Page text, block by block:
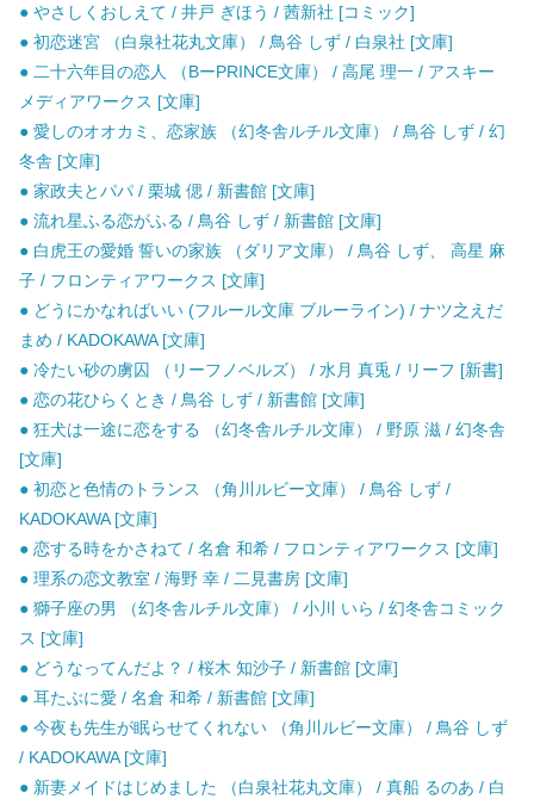
● やさしくおしえて / 井戸 ぎほう / 茜新社 [コミック]
● 初恋迷宮 （白泉社花丸文庫） / 鳥谷 しず / 白泉社 [文庫]
● 二十六年目の恋人 （BーPRINCE文庫） / 高尾 理一 / アスキー
メディアワークス [文庫]
● 愛しのオオカミ、恋家族 （幻冬舎ルチル文庫） / 鳥谷 しず / 幻
冬舎 [文庫]
● 家政夫とパパ / 栗城 偲 / 新書館 [文庫]
● 流れ星ふる恋がふる / 鳥谷 しず / 新書館 [文庫]
● 白虎王の愛婚 誓いの家族 （ダリア文庫） / 鳥谷 しず、 高星 麻
子 / フロンティアワークス [文庫]
● どうにかなればいい (フルール文庫 ブルーライン) / ナツ之えだ
まめ / KADOKAWA [文庫]
● 冷たい砂の虜囚 （リーフノベルズ） / 水月 真兎 / リーフ [新書]
● 恋の花ひらくとき / 鳥谷 しず / 新書館 [文庫]
● 狂犬は一途に恋をする （幻冬舎ルチル文庫） / 野原 滋 / 幻冬舎
[文庫]
● 初恋と色情のトランス （角川ルビー文庫） / 鳥谷 しず /
KADOKAWA [文庫]
● 恋する時をかさねて / 名倉 和希 / フロンティアワークス [文庫]
● 理系の恋文教室 / 海野 幸 / 二見書房 [文庫]
● 獅子座の男 （幻冬舎ルチル文庫） / 小川 いら / 幻冬舎コミック
ス [文庫]
● どうなってんだよ？ / 桜木 知沙子 / 新書館 [文庫]
● 耳たぶに愛 / 名倉 和希 / 新書館 [文庫]
● 今夜も先生が眠らせてくれない （角川ルビー文庫） / 鳥谷 しず
/ KADOKAWA [文庫]
● 新妻メイドはじめました （白泉社花丸文庫） / 真船 るのあ / 白